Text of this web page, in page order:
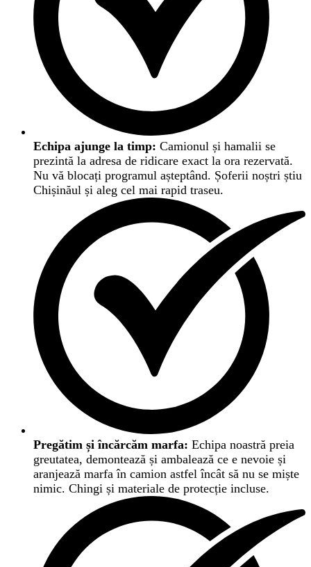
Echipa ajunge la timp: Camionul și hamalii se
prezintă la adresa de ridicare exact la ora rezervată.
Nu vă blocați programul așteptând. Șoferii noștri știu
Chișinăul și aleg cel mai rapid traseu.
Pregătim și încărcăm marfa: Echipa noastră preia
greutatea, demontează și ambalează ce e nevoie și
aranjează marfa în camion astfel încât să nu se miște
nimic. Chingi și materiale de protecție incluse.